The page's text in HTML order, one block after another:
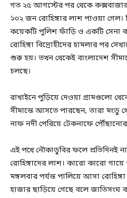
গত ২৫ আগস্টের পর থেকে কক্সবাজার ও
১০২ জন রোহিঙ্গার লাশ পাওয়া গেল।
কয়েকটি পুলিশ ফাঁড়ি ও একটি সেনা
রোহিঙ্গা বিদ্রোহীদের হামলার পর
শুরু হয়। তখন থেকেই বাংলাদেশ
চলছে।
রাখাইনে পুড়িয়ে দেওয়া গ্রামগুলো
সীমান্তে আসতে পারছেন, তারা মংডু
নাফ নদী পেরিয়ে টেকনাফে পৌঁছানোর
এই পখে নৌকাডুবির ফলে প্রতিদিনই
রোহিঙ্গাদের লাশ। কারো কারো গায়ে
মঙ্গলবার পর্যন্ত পালিয়ে আসা
হাজার ছাড়িয়ে গেছে বলে জাতিসংঘ